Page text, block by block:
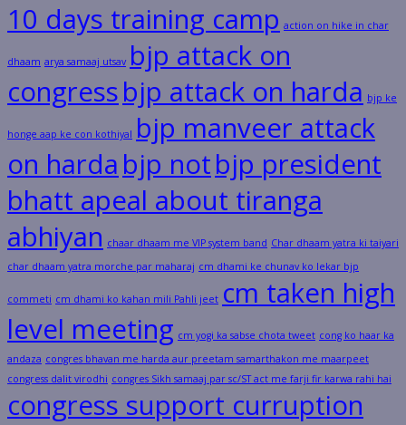
10 days training camp action on hike in char
dhaam arya samaaj utsav bjp attack on
congressbjp attack on harda bjp ke
honge aap ke con kothiyal bjp manveer attack
on harda bjp notbjp president
bhatt apeal about tiranga
abhiyan chaar dhaam me VIP system band Char dhaam yatra ki taiyari
char dhaam yatra morche par maharaj cm dhami ke chunav ko lekar bjp
commeti cm dhami ko kahan mili Pahli jeet cm taken high
level meeting cm yogi ka sabse chota tweet cong ko haar ka
andaza congres bhavan me harda aur preetam samarthakon me maarpeet
congress dalit virodhi congres Sikh samaaj par sc/ST act me farji fir karwa rahi hai
congress support curruption